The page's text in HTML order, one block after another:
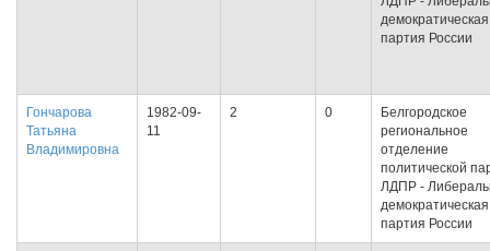
демократическая
партия России
Гончарова
Татьяна
Владимировна
1982-09-
11
2 0
Белгородское
региональное
отделение
политической
ЛДПР -
демократическая
партия России